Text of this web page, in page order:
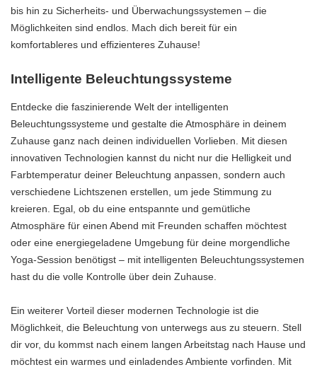
bis hin zu Sicherheits- und Überwachungssystemen – die
Möglichkeiten sind endlos. Mach dich bereit für ein
komfortableres und effizienteres Zuhause!
Intelligente Beleuchtungssysteme
Entdecke die faszinierende Welt der intelligenten
Beleuchtungssysteme und gestalte die Atmosphäre in deinem
Zuhause ganz nach deinen individuellen Vorlieben. Mit diesen
innovativen Technologien kannst du nicht nur die Helligkeit und
Farbtemperatur deiner Beleuchtung anpassen, sondern auch
verschiedene Lichtszenen erstellen, um jede Stimmung zu
kreieren. Egal, ob du eine entspannte und gemütliche
Atmosphäre für einen Abend mit Freunden schaffen möchtest
oder eine energiegeladene Umgebung für deine morgendliche
Yoga-Session benötigst – mit intelligenten Beleuchtungssystemen
hast du die volle Kontrolle über dein Zuhause.
Ein weiterer Vorteil dieser modernen Technologie ist die
Möglichkeit, die Beleuchtung von unterwegs aus zu steuern. Stell
dir vor, du kommst nach einem langen Arbeitstag nach Hause und
möchtest ein warmes und einladendes Ambiente vorfinden. Mit